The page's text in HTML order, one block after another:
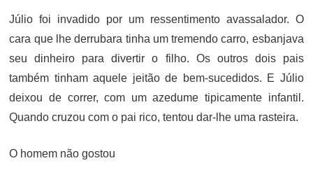
Júlio foi invadido por um ressentimento avassalador. O
cara que lhe derrubara tinha um tremendo carro, esbanjava
seu dinheiro para divertir o filho. Os outros dois pais
também tinham aquele jeitão de bem-sucedidos. E Júlio
deixou de correr, com um azedume tipicamente infantil.
Quando cruzou com o pai rico, tentou dar-lhe uma rasteira.
O homem não gostou